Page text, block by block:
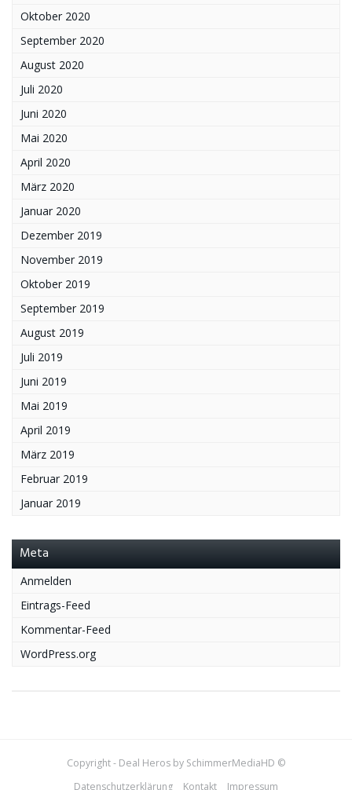
Oktober 2020
September 2020
August 2020
Juli 2020
Juni 2020
Mai 2020
April 2020
März 2020
Januar 2020
Dezember 2019
November 2019
Oktober 2019
September 2019
August 2019
Juli 2019
Juni 2019
Mai 2019
April 2019
März 2019
Februar 2019
Januar 2019
Meta
Anmelden
Eintrags-Feed
Kommentar-Feed
WordPress.org
Copyright - Deal Heros by SchimmerMediaHD ©
Datenschutzerklärung
Kontakt Impressum